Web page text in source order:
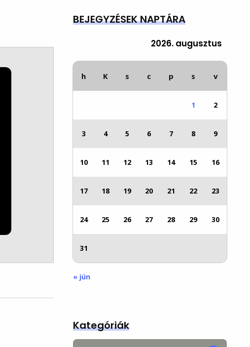
BEJEGYZÉSEK NAPTÁRA
2026. augusztus
h K s c p s v
1 2
3 4 5 6 7 8 9
10 11 12 13 14 15 16
17 18 19 20 21 22 23
24 25 26 27 28 29 30
31
« jún
Kategóriák